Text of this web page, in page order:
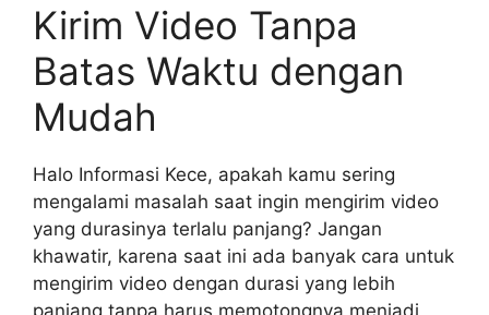
Kirim Video Tanpa
Batas Waktu dengan
Mudah
Halo Informasi Kece, apakah kamu sering
mengalami masalah saat ingin mengirim video
yang durasinya terlalu panjang? Jangan
khawatir, karena saat ini ada banyak cara untuk
mengirim video dengan durasi yang lebih
panjang tanpa harus memotongnya menjadi